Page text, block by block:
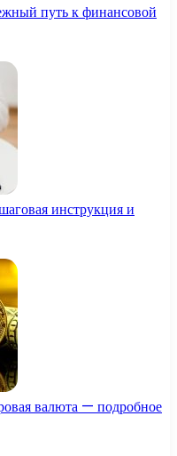
путь к финансовой
инструкция и
валюта — подробное